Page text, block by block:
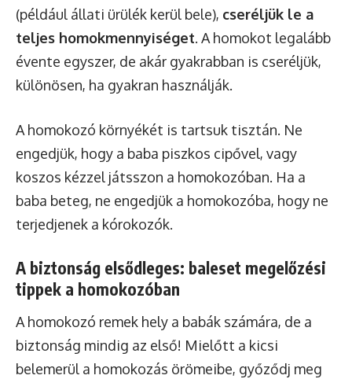
(például állati ürülék kerül bele), cseréljük le a
teljes homokmennyiséget. A homokot legalább
évente egyszer, de akár gyakrabban is cseréljük,
különösen, ha gyakran használják.
A homokozó környékét is tartsuk tisztán. Ne
engedjük, hogy a baba piszkos cipővel, vagy
koszos kézzel játsszon a homokozóban. Ha a
baba beteg, ne engedjük a homokozóba, hogy ne
terjedjenek a kórokozók.
A biztonság elsődleges: baleset megelőzési
tippek a homokozóban
A homokozó remek hely a babák számára, de a
biztonság mindig az első! Mielőtt a kicsi
belemerül a homokozás örömeibe, győződj meg